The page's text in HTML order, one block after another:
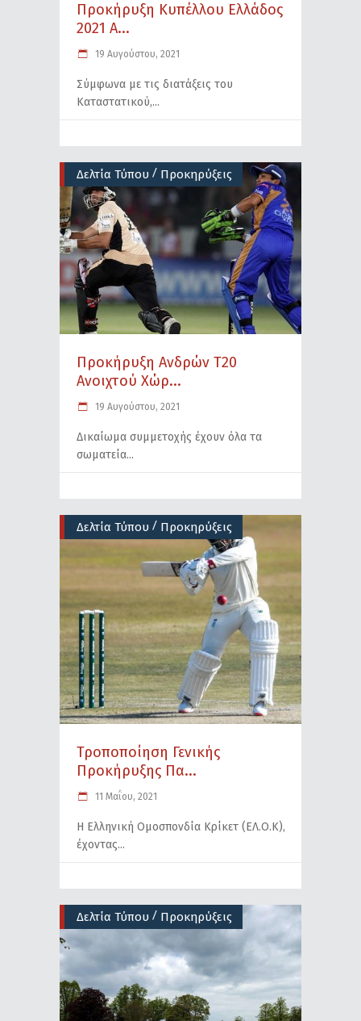
Προκήρυξη Κυπέλλου Ελλάδος
2021 Α...
19 Αυγούστου, 2021
Σύμφωνα με τις διατάξεις του
Καταστατικού,
Δελτία Τύπου / Προκηρύξεις
Προκήρυξη Ανδρών Τ20
Ανοιχτού Χώρ...
19 Αυγούστου, 2021
Δικαίωμα συμμετοχής έχουν όλα τα
σωματεία
Δελτία Τύπου / Προκηρύξεις
Τροποποίηση Γενικής
Προκήρυξης Πα...
11 Μαΐου, 2021
Η Ελληνική Ομοσπονδία Κρίκετ (ΕΛ.Ο.Κ),
έχοντας
Δελτία Τύπου / Προκηρύξεις